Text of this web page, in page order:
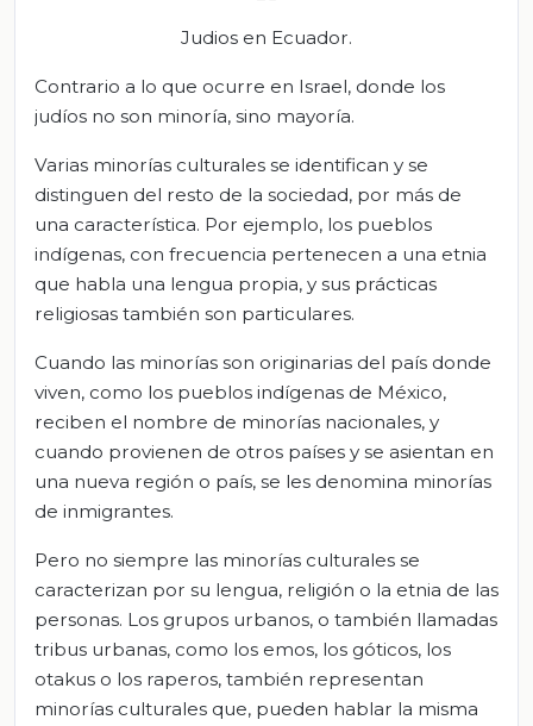
Judios en Ecuador.
Contrario a lo que ocurre en Israel, donde los
judíos no son minoría, sino mayoría.
Varias minorías culturales se identifican y se
distinguen del resto de la sociedad, por más de
una característica. Por ejemplo, los pueblos
indígenas, con frecuencia pertenecen a una etnia
que habla una lengua propia, y sus prácticas
religiosas también son particulares.
Cuando las minorías son originarias del país donde
viven, como los pueblos indígenas de México,
reciben el nombre de minorías nacionales, y
cuando provienen de otros países y se asientan en
una nueva región o país, se les denomina minorías
de inmigrantes.
Pero no siempre las minorías culturales se
caracterizan por su lengua, religión o la etnia de las
personas. Los grupos urbanos, o también llamadas
tribus urbanas, como los emos, los góticos, los
otakus o los raperos, también representan
minorías culturales que, pueden hablar la misma